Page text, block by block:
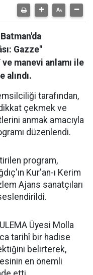
Gazze"
manevi anlamı ile
alındı.
tarafından,
çekmek ve
anmak amacıyla
düzenlendi.
program,
Kur'an-ı Kerim
Ajans sanatçıları
Üyesi Molla
tarihî bir hadise
belirterek,
en önemli